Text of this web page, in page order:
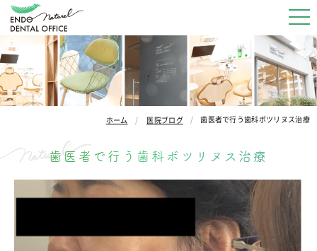
ホーム 医院ブログ 歯医者で行う歯科ボツリヌス治療
歯医者で行う歯科ボツリヌス治療